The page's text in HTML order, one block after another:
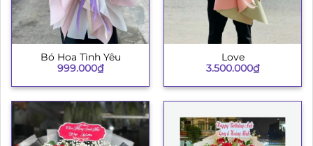
Bó Hoa Tình Yêu
999.000₫
Love
3.500.000₫